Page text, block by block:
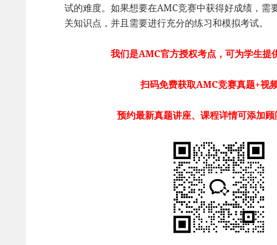
试的难度。如果想要在AMC竞赛中获得好成绩，需
关知识点，并且需要进行充分的练习和模拟考试。
我们是AMC官方授权考点，可为学生提
扫码免费获取AMC竞赛真题+视
预约最新真题讲座、课程详情可添加